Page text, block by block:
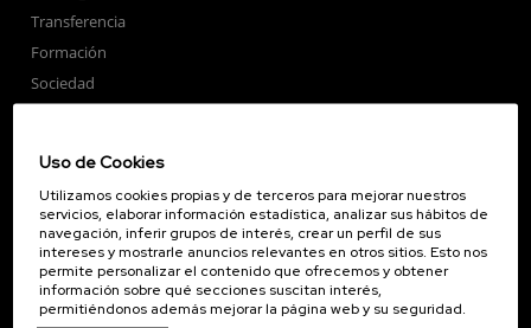
Transferencia
Formación
Sociedad
Seminarios
Únete
Sala de prensa
Perfil del contratante
Uso de Cookies
Utilizamos cookies propias y de terceros para mejorar nuestros
servicios, elaborar información estadística, analizar sus hábitos de
navegación, inferir grupos de interés, crear un perfil de sus
intereses y mostrarle anuncios relevantes en otros sitios. Esto nos
permite personalizar el contenido que ofrecemos y obtener
información sobre qué secciones suscitan interés,
permitiéndonos además mejorar la página web y su seguridad.